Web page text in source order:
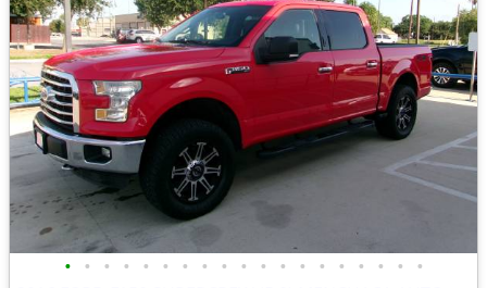
• • • • • • • • • • • • • • • • • • •